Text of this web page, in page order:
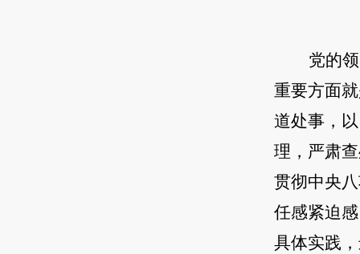
党的
重要方面
道处事，
理，严肃
贯彻中央
任感紧迫
具体实践